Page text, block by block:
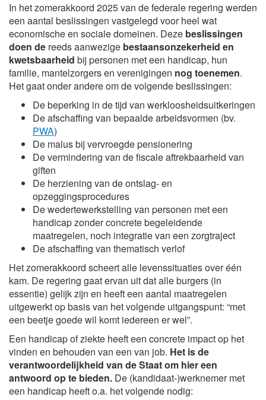
In het zomerakkoord 2025 van de federale regering werden
een aantal beslissingen vastgelegd voor heel wat
economische en sociale domeinen. Deze beslissingen
doen de reeds aanwezige bestaansonzekerheid en
kwetsbaarheid bij personen met een handicap, hun
familie, mantelzorgers en verenigingen nog toenemen.
Het gaat onder andere om de volgende beslissingen:
De beperking in de tijd van werkloosheidsuitkeringen
De afschaffing van bepaalde arbeidsvormen (bv.
PWA)
De malus bij vervroegde pensionering
De vermindering van de fiscale aftrekbaarheid van
giften
De herziening van de ontslag- en
opzeggingsprocedures
De wedertewerkstelling van personen met een
handicap zonder concrete begeleidende
maatregelen, noch integratie van een zorgtraject
De afschaffing van thematisch verlof
Het zomerakkoord scheert alle levenssituaties over één
kam. De regering gaat ervan uit dat alle burgers (in
essentie) gelijk zijn en heeft een aantal maatregelen
uitgewerkt op basis van het volgende uitgangspunt: “met
een beetje goede wil komt iedereen er wel”.
Een handicap of ziekte heeft een concrete impact op het
vinden en behouden van een van job. Het is de
verantwoordelijkheid van de Staat om hier een
antwoord op te bieden. De (kandidaat-)werknemer met
een handicap heeft o.a. het volgende nodig: